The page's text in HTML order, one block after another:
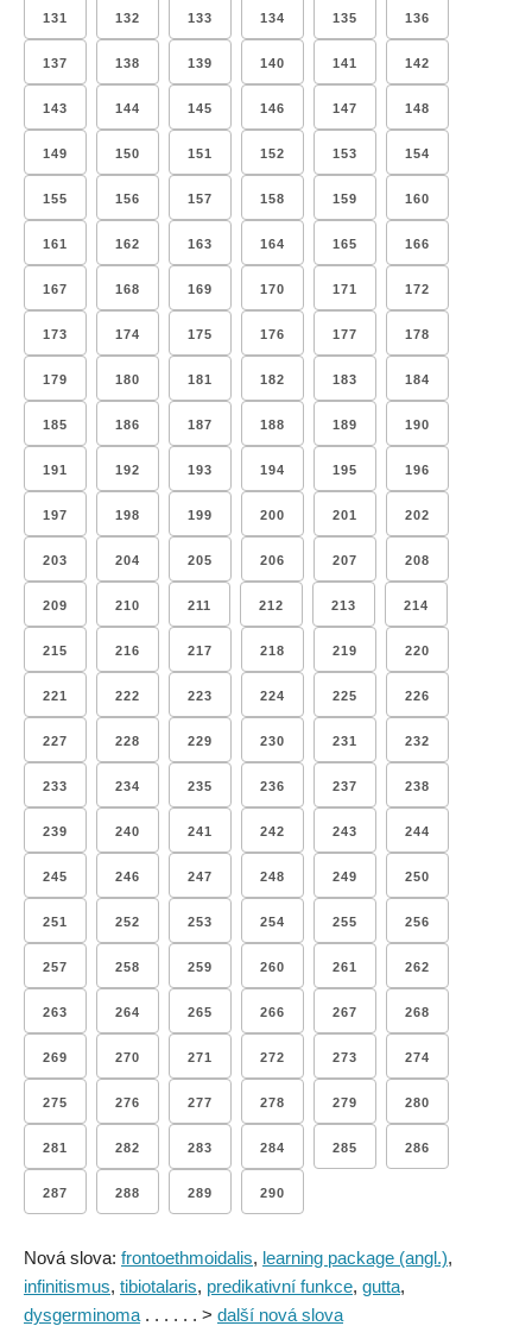
131 132 133 134 135 136
137 138 139 140 141 142
143 144 145 146 147 148
149 150 151 152 153 154
155 156 157 158 159 160
161 162 163 164 165 166
167 168 169 170 171 172
173 174 175 176 177 178
179 180 181 182 183 184
185 186 187 188 189 190
191 192 193 194 195 196
197 198 199 200 201 202
203 204 205 206 207 208
209 210 211 212 213 214
215 216 217 218 219 220
221 222 223 224 225 226
227 228 229 230 231 232
233 234 235 236 237 238
239 240 241 242 243 244
245 246 247 248 249 250
251 252 253 254 255 256
257 258 259 260 261 262
263 264 265 266 267 268
269 270 271 272 273 274
275 276 277 278 279 280
281 282 283 284 285 286
287 288 289 290
Nová slova: frontoethmoidalis, learning package (angl.),
infinitismus, tibiotalaris, predikativní funkce, gutta,
dysgerminoma . . . . . . > další nová slova